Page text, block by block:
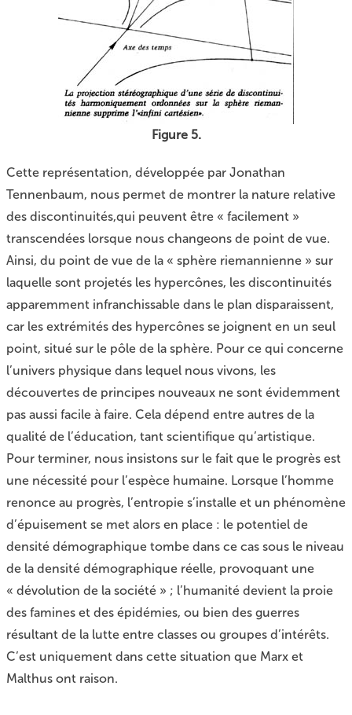
Figure 5.
Cette représentation, développée par Jonathan
Tennenbaum, nous permet de montrer la nature relative
des discontinuités,qui peuvent être « facilement »
transcendées lorsque nous changeons de point de vue.
Ainsi, du point de vue de la « sphère riemannienne » sur
laquelle sont projetés les hypercônes, les discontinuités
apparemment infranchissable dans le plan disparaissent,
car les extrémités des hypercônes se joignent en un seul
point, situé sur le pôle de la sphère. Pour ce qui concerne
l’univers physique dans lequel nous vivons, les
découvertes de principes nouveaux ne sont évidemment
pas aussi facile à faire. Cela dépend entre autres de la
qualité de l’éducation, tant scientifique qu’artistique.
Pour terminer, nous insistons sur le fait que le progrès est
une nécessité pour l’espèce humaine. Lorsque l’homme
renonce au progrès, l’entropie s’installe et un phénomène
d’épuisement se met alors en place : le potentiel de
densité démographique tombe dans ce cas sous le niveau
de la densité démographique réelle, provoquant une
« dévolution de la société » ; l’humanité devient la proie
des famines et des épidémies, ou bien des guerres
résultant de la lutte entre classes ou groupes d’intérêts.
C’est uniquement dans cette situation que Marx et
Malthus ont raison.